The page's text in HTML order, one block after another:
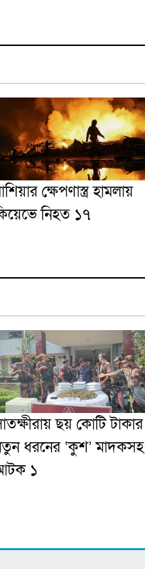
ক্ষেপণাস্ত্র হামলায়
নিহত ১৭
ছয় কোটি টাকার
ধরনের ‘কুশ’ মাদকসহ
১